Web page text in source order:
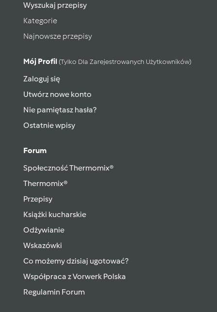
Wyszukaj przepisy
Kategorie
Najnowsze przepisy
Mój Profil (tylko Dla Zarejestrowanych Użytkowników)
Zaloguj się
Utwórz nowe konto
Nie pamiętasz hasła?
Ostatnie wpisy
Forum
Społeczność Thermomix®
Thermomix®
Przepisy
Książki kucharskie
Odżywianie
Wskazówki
Co możemy dzisiaj ugotować?
Współpraca z Vorwerk Polska
Regulamin Forum